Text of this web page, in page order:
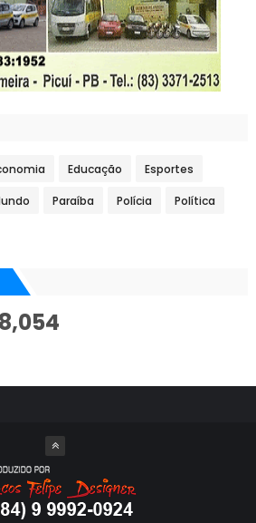
Educação Esportes
Paraíba Polícia Política